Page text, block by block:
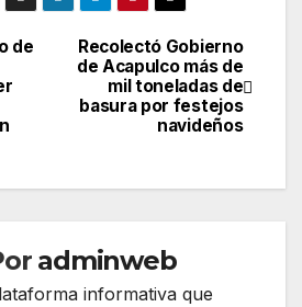
Recolectó Gobierno
de Acapulco más de
mil toneladas de
basura por festejos
navideños
de
adminweb
informativa que